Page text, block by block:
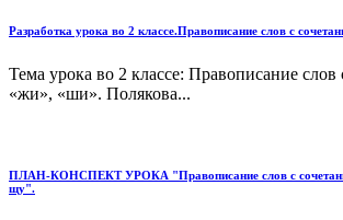
Разработка урока во 2 классе.Правописание слов с
Тема урока во 2 классе: Правописание слов
«жи», «ши». Полякова...
ПЛАН-КОНСПЕКТ УРОКА "Правописание слов с
щу".